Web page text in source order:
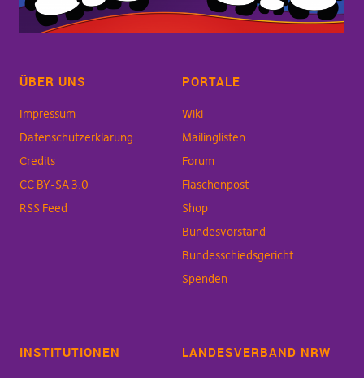
ÜBER UNS
Impressum
Datenschutzerklärung
Credits
CC BY-SA 3.0
RSS Feed
PORTALE
Wiki
Mailinglisten
Forum
Flaschenpost
Shop
Bundesvorstand
Bundesschiedsgericht
Spenden
INSTITUTIONEN LANDESVERBAND NRW